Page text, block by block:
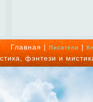
Главная |Писатели|
фэнтези и